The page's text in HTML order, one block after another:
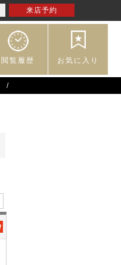
閲覧履歴 お気に入り
来店予約